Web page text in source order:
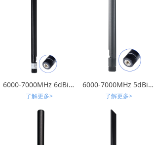
6000-7000MHz 6dBi 12橡胶棒天线 （PCB板结构）
了解更多>
6000-7000MHz 5dBi 13橡胶棒天线 （PCB板结构）
了解更多>